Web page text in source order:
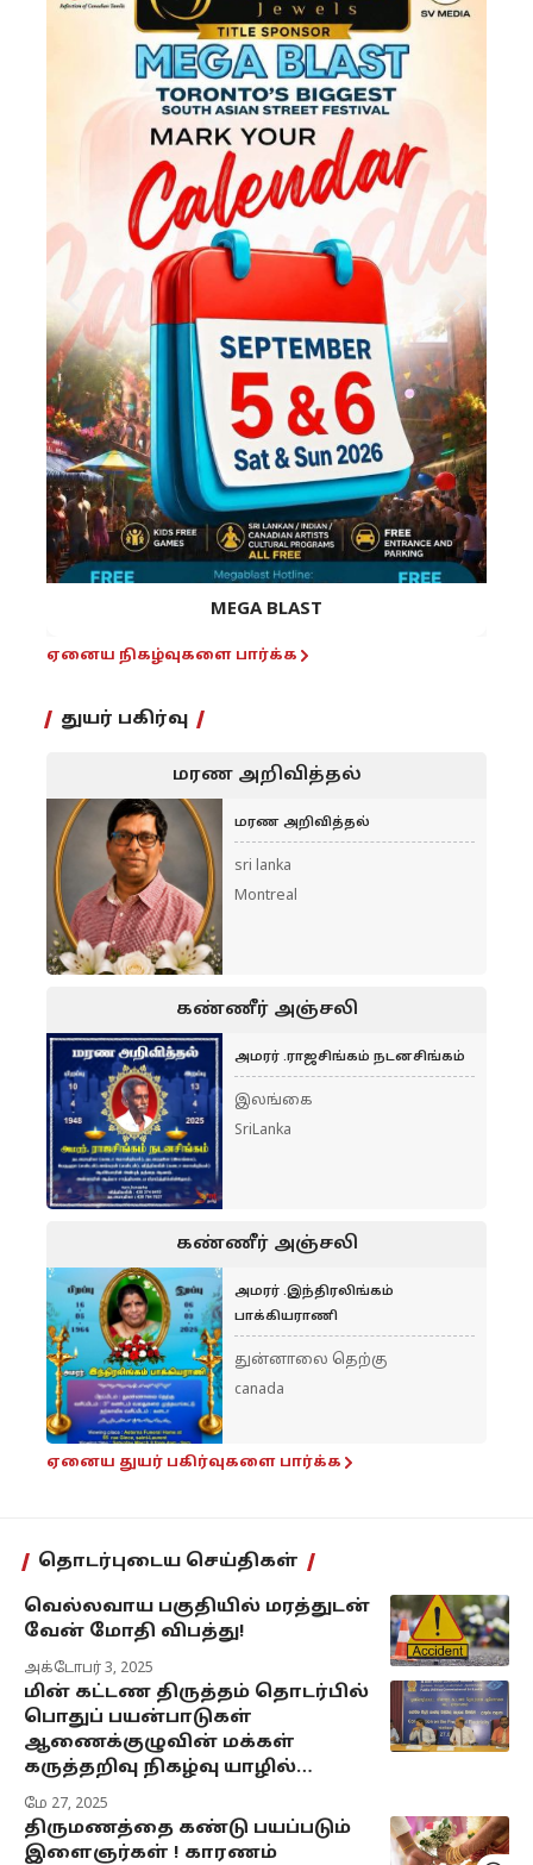
MEGA BLAST
ஏனைய நிகழ்வுகளை பார்க்க
துயர் பகிர்வு
மரண அறிவித்தல்
மரண அறிவித்தல்
sri lanka
Montreal
கண்ணீர் அஞ்சலி
அமரர் .ராஜசிங்கம் நடனசிங்கம்
இலங்கை
SriLanka
கண்ணீர் அஞ்சலி
அமரர் .இந்திரலிங்கம்
பாக்கியராணி
துன்னாலை தெற்கு
canada
ஏனைய துயர் பகிர்வுகளை பார்க்க
தொடர்புடைய செய்திகள்
வெல்லவாய பகுதியில் மரத்துடன்
வேன் மோதி விபத்து!
அக்டோபர் 3, 2025
மின் கட்டண திருத்தம் தொடர்பில்
பொதுப் பயன்பாடுகள்
ஆணைக்குழுவின் மக்கள்
கருத்தறிவு நிகழ்வு யாழில்…
மே 27, 2025
திருமணத்தை கண்டு பயப்படும்
இளைஞர்கள் ! காரணம்